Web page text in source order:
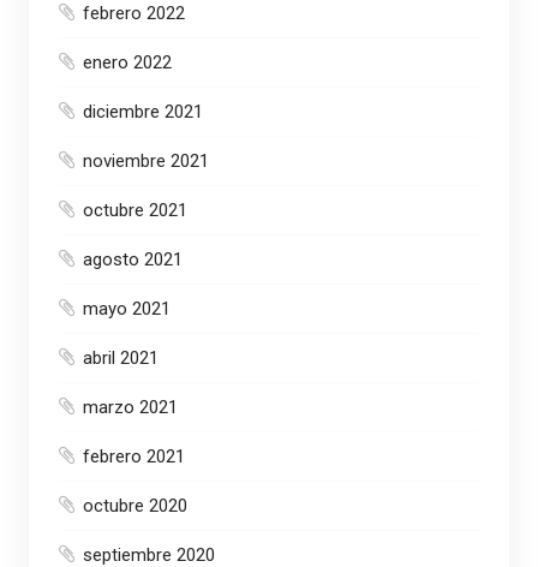
febrero 2022
enero 2022
diciembre 2021
noviembre 2021
octubre 2021
agosto 2021
mayo 2021
abril 2021
marzo 2021
febrero 2021
octubre 2020
septiembre 2020